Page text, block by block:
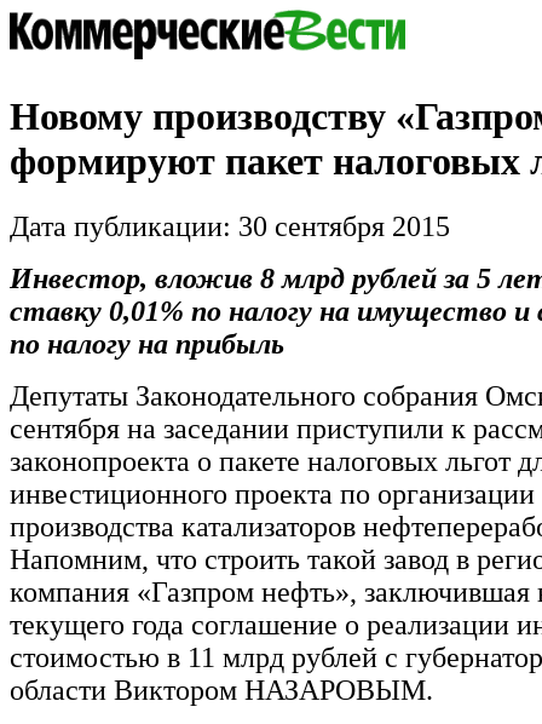
Новому производству
формируют пакет налоговых
Дата публикации: 30 сентября 2015
Инвестор, вложив 8 млрд рублей за 5
ставку 0,01% по налогу на имущество и
по налогу на прибыль
Депутаты Законодательного собрания
сентября на заседании приступили к
законопроекта о пакете налоговых льгот
инвестиционного проекта по организации
производства катализаторов
Напомним, что строить такой завод в
компания «Газпром нефть», заключившая
текущего года соглашение о реализации
стоимостью в 11 млрд рублей с
области Виктором НАЗАРОВЫМ.